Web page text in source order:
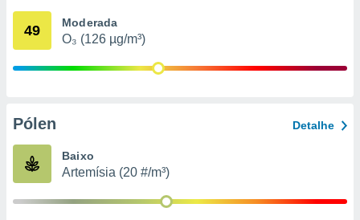
através
estudos
49 Moderada
O₃ (126 µg/m³)
Pólen Detalhe
Baixo
Artemísia (20 #/m³)